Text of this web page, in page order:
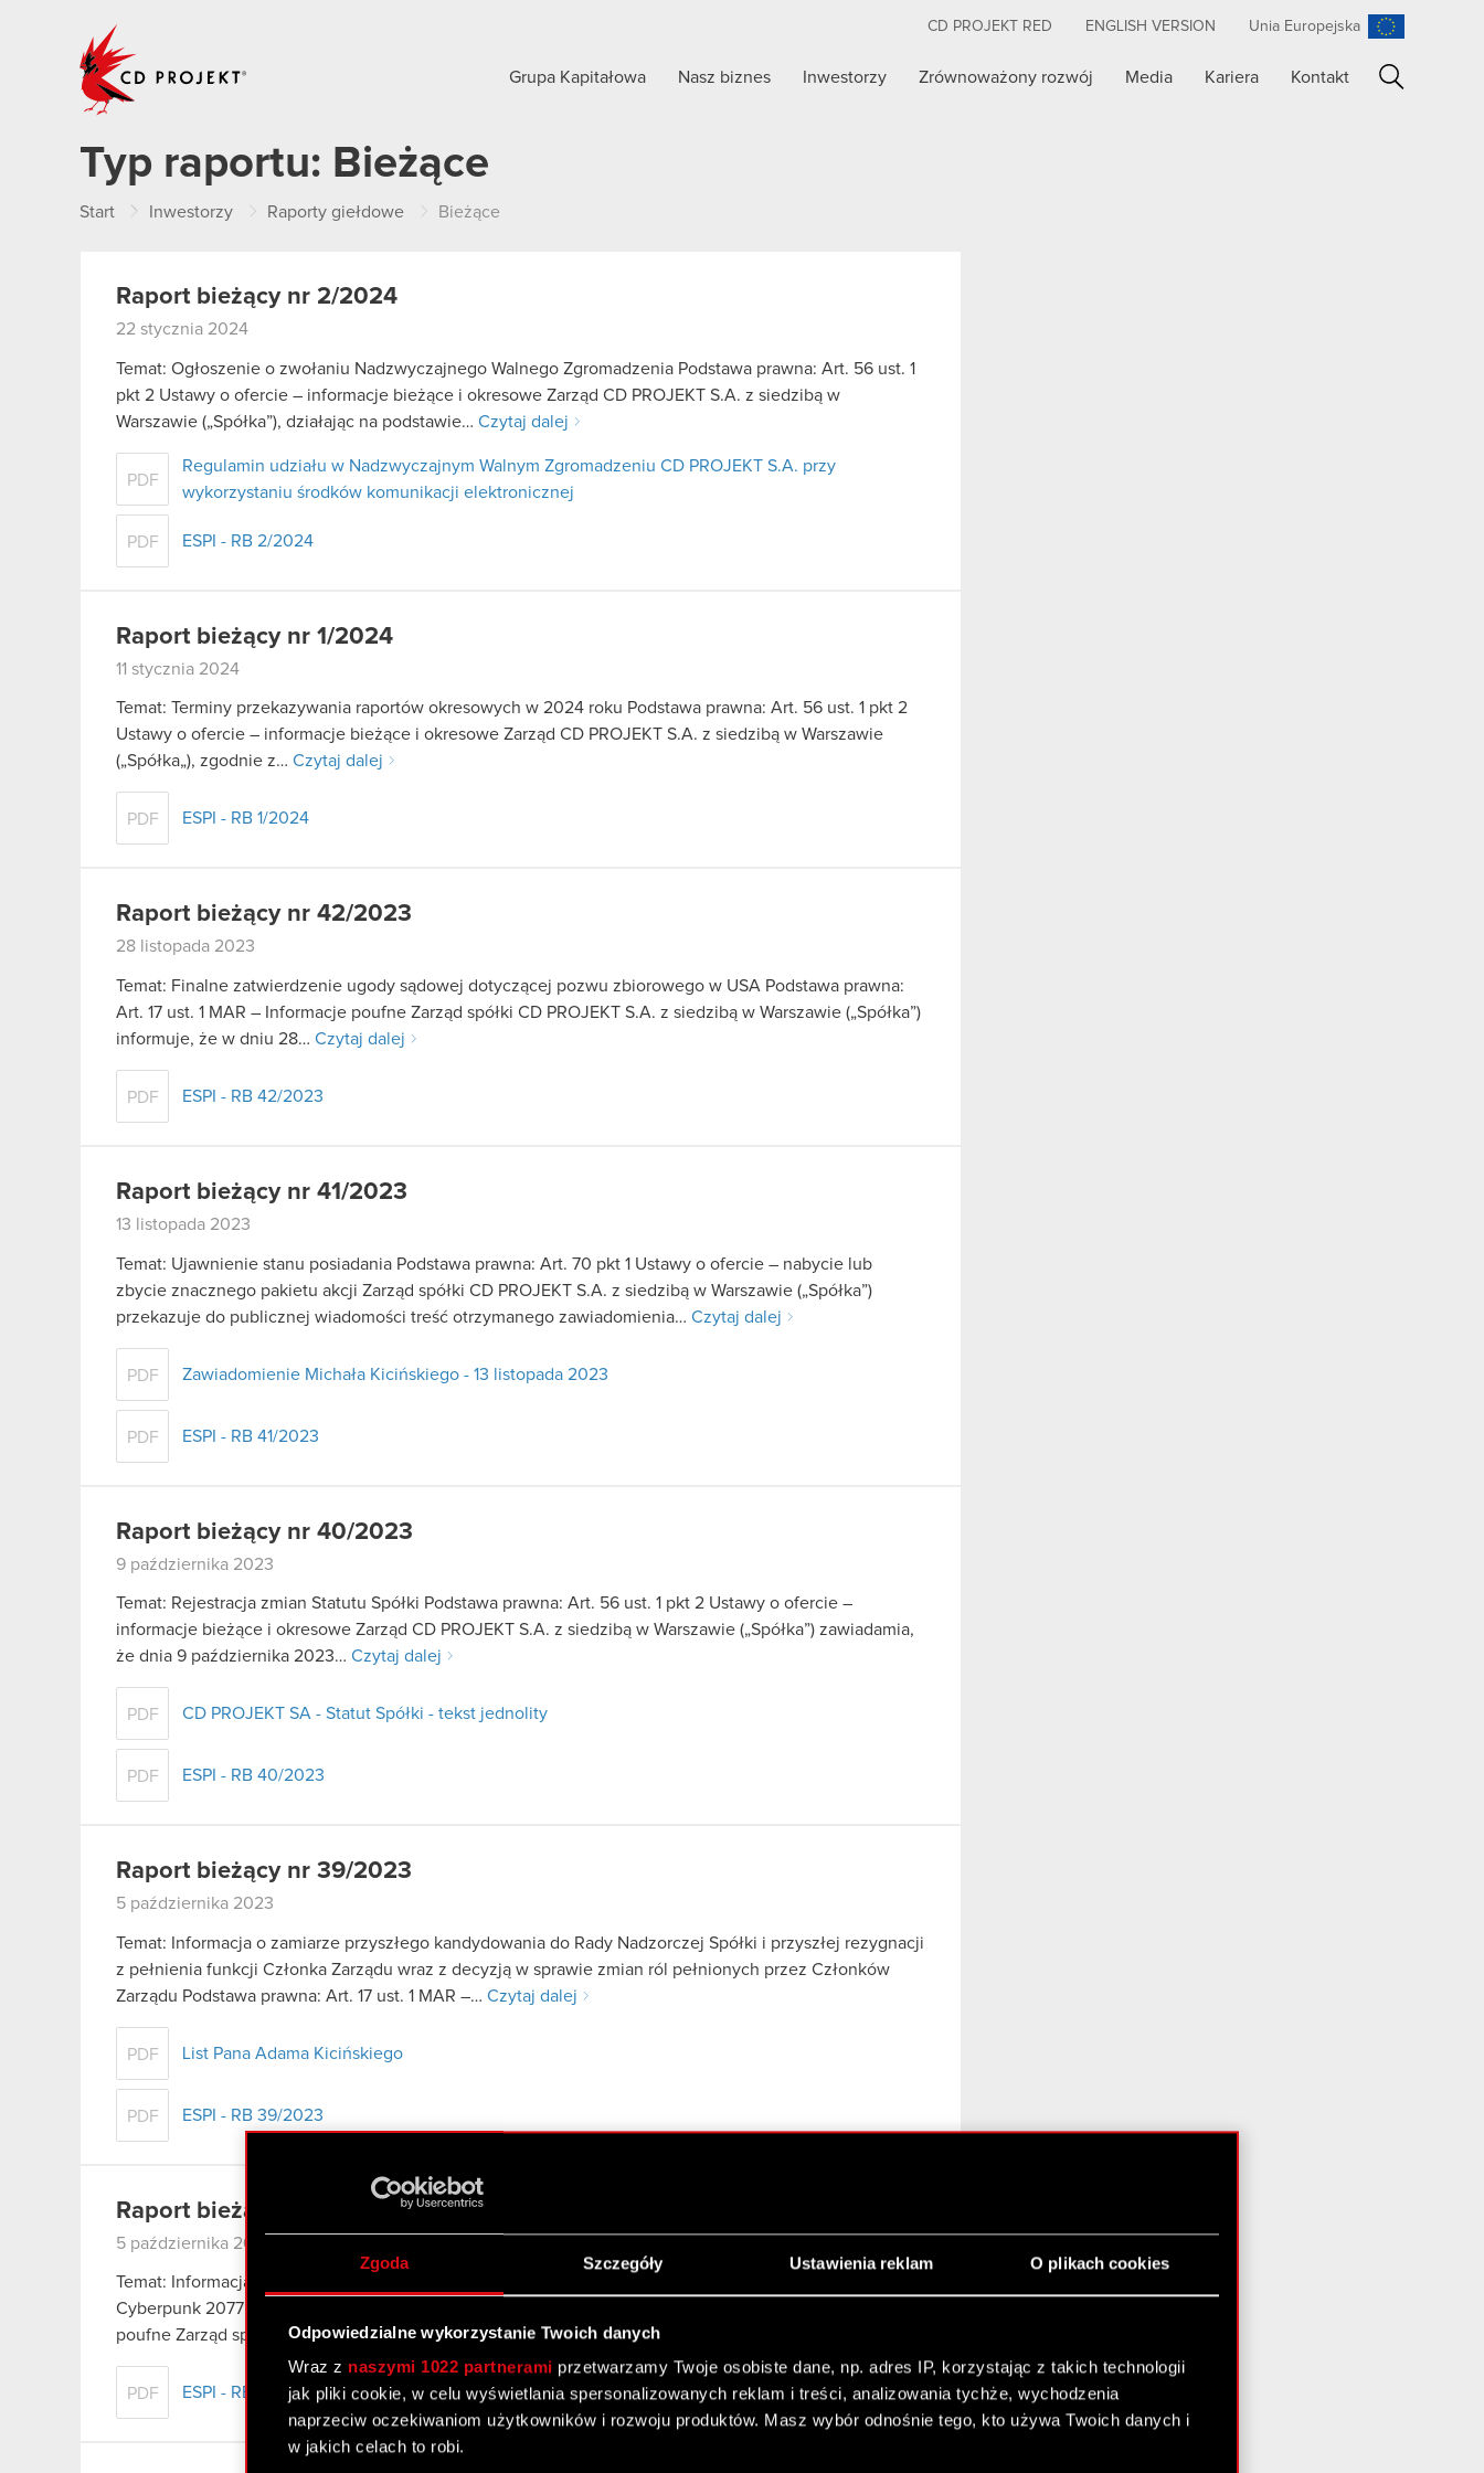
Zgoda Szczegóły Ustawienia reklam O plikach cookies
Odpowiedzialne wykorzystanie Twoich danych
Wraz z naszymi 1022 partnerami przetwarzamy Twoje osobiste dane, np. adres IP, korzystając z takich technologii
jak pliki cookie, w celu wyświetlania spersonalizowanych reklam i treści, analizowania tychże, wychodzenia
naprzeciw oczekiwaniom użytkowników i rozwoju produktów. Masz wybór odnośnie tego, kto używa Twoich danych i
w jakich celach to robi.
CD PROJEKT RED ENGLISH VERSION Unia Europejska
Grupa Kapitałowa Nasz biznes Inwestorzy Zrównoważony rozwój Media Kariera Kontakt
Typ raportu: Bieżące
Start Inwestorzy Raporty giełdowe Bieżące
Raport bieżący nr 2/2024
22 stycznia 2024
Temat: Ogłoszenie o zwołaniu Nadzwyczajnego Walnego Zgromadzenia Podstawa prawna: Art. 56 ust. 1
pkt 2 Ustawy o ofercie – informacje bieżące i okresowe Zarząd CD PROJEKT S.A. z siedzibą w
Warszawie („Spółka”), działając na podstawie… Czytaj dalej
PDF
Regulamin udziału w Nadzwyczajnym Walnym Zgromadzeniu CD PROJEKT S.A. przy
wykorzystaniu środków komunikacji elektronicznej
PDF ESPI - RB 2/2024
Raport bieżący nr 1/2024
11 stycznia 2024
Temat: Terminy przekazywania raportów okresowych w 2024 roku Podstawa prawna: Art. 56 ust. 1 pkt 2
Ustawy o ofercie – informacje bieżące i okresowe Zarząd CD PROJEKT S.A. z siedzibą w Warszawie
(„Spółka„), zgodnie z… Czytaj dalej
PDF ESPI - RB 1/2024
Raport bieżący nr 42/2023
28 listopada 2023
Temat: Finalne zatwierdzenie ugody sądowej dotyczącej pozwu zbiorowego w USA Podstawa prawna:
Art. 17 ust. 1 MAR – Informacje poufne Zarząd spółki CD PROJEKT S.A. z siedzibą w Warszawie („Spółka”)
informuje, że w dniu 28… Czytaj dalej
PDF ESPI - RB 42/2023
Raport bieżący nr 41/2023
13 listopada 2023
Temat: Ujawnienie stanu posiadania Podstawa prawna: Art. 70 pkt 1 Ustawy o ofercie – nabycie lub
zbycie znacznego pakietu akcji Zarząd spółki CD PROJEKT S.A. z siedzibą w Warszawie („Spółka”)
przekazuje do publicznej wiadomości treść otrzymanego zawiadomienia… Czytaj dalej
PDF Zawiadomienie Michała Kicińskiego - 13 listopada 2023
PDF ESPI - RB 41/2023
Raport bieżący nr 40/2023
9 października 2023
Temat: Rejestracja zmian Statutu Spółki Podstawa prawna: Art. 56 ust. 1 pkt 2 Ustawy o ofercie –
informacje bieżące i okresowe Zarząd CD PROJEKT S.A. z siedzibą w Warszawie („Spółka”) zawiadamia,
że dnia 9 października 2023… Czytaj dalej
PDF CD PROJEKT SA - Statut Spółki - tekst jednolity
PDF ESPI - RB 40/2023
Raport bieżący nr 39/2023
5 października 2023
Temat: Informacja o zamiarze przyszłego kandydowania do Rady Nadzorczej Spółki i przyszłej rezygnacji
z pełnienia funkcji Członka Zarządu wraz z decyzją w sprawie zmian ról pełnionych przez Członków
Zarządu Podstawa prawna: Art. 17 ust. 1 MAR –… Czytaj dalej
PDF List Pana Adama Kicińskiego
PDF ESPI - RB 39/2023
Raport bieżący nr 38/2023
5 października 2023
Temat: Informacja dotycząca danych sprzedażowych oraz budżetu produkcji i promocji dodatku do gry
Cyberpunk 2077: Widmo Wolności (Phantom Liberty) Podstawa prawna: Art. 17 ust. 1 MAR – informacje
poufne Zarząd spółki CD PROJEKT S.A. z…Czytaj dalej
PDF ESPI - RB 38/2023